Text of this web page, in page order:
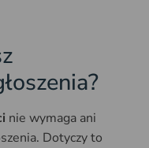
nie wymaga ani
Dotyczy to